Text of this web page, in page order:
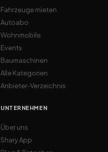
Fahrzeuge mieten
Autoabo
Wohnmobile
Events
Baumaschinen
Alle Kategorien
Anbieter-Verzeichnis
UNTERNEHMEN
Über uns
Shary App